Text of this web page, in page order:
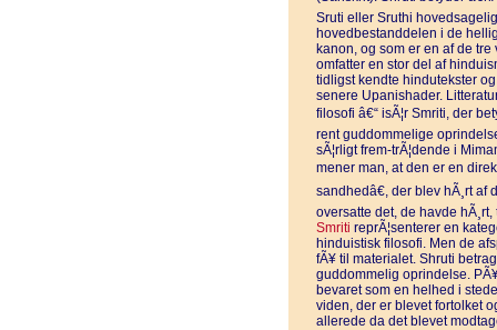
Sruti eller Sruthi
hovedbestanddelen i de
kanon, og som er en af de
omfatter en stor del af
tidligst kendte hindutekster
senere Upanishader.
filosofi â€“ isÃ¦r Smriti, der
rent guddommelige
sÃ¦rligt frem-trÃ¦dende i
mener man, at den er en
sandhedâ€, der blev hÃ¸rt
oversatte det, de havde
Smriti reprÃ¦senterer en
hinduistisk filosofi. Men de
fÃ¥ til materialet. Shruti
guddommelig oprindelse.
bevaret som en helhed i
viden, der er blevet fortolket
allerede da det blevet